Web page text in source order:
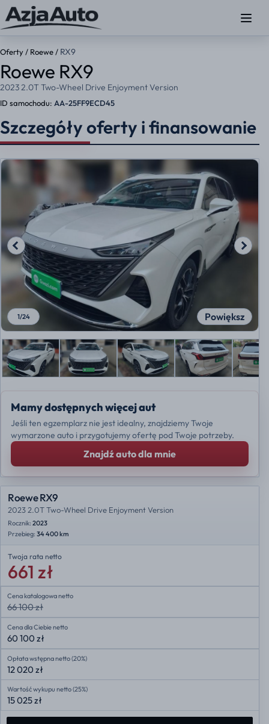
Oferty / Roewe / RX9
Roewe RX9
2023 2.0T Two-Wheel Drive Enjoyment Version
ID samochodu: AA-25FF9ECD45
Szczegóły oferty i finansowanie
Powiększ
1/24
Mamy dostępnych więcej aut
Jeśli ten egzemplarz nie jest idealny, znajdziemy Twoje
wymarzone auto i przygotujemy ofertę pod Twoje potrzeby.
Znajdź auto dla mnie
Roewe RX9
2023 2.0T Two-Wheel Drive Enjoyment Version
Rocznik: 2023
Przebieg: 34 400 km
Twoja rata netto
661 zł
Cena katalogowa netto
66 100 zł
Cena dla Ciebie netto
60 100 zł
Opłata wstępna netto (20%)
12 020 zł
Wartość wykupu netto (25%)
15 025 zł